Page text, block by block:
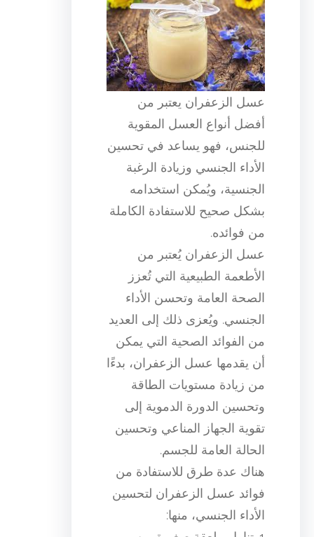
عسل الزعفران يعتبر من
أفضل أنواع العسل المقوية
للجنس، فهو يساعد في تحسين
الأداء الجنسي وزيادة الرغبة
الجنسية، ويُمكن استخدامه
بشكل صحيح للاستفادة الكاملة
من فوائده.
عسل الزعفران يُعتبر من
الأطعمة الطبيعية التي تُعزز
الصحة العامة وتحسن الأداء
الجنسي. ويُعزى ذلك إلى العديد
من الفوائد الصحية التي يمكن
أن يقدمها عسل الزعفران، بدءًا
من زيادة مستويات الطاقة
وتحسين الدورة الدموية إلى
تقوية الجهاز المناعي وتحسين
الحالة العامة للجسم.
هناك عدة طرق للاستفادة من
فوائد عسل الزعفران لتحسين
الأداء الجنسي، منها: